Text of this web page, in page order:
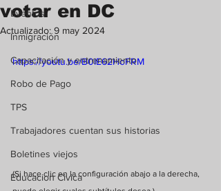
Eventos
Inmigración
Capacitación y entrenamiento
Robo de Pago
TPS
Trabajadores cuentan sus historias
Boletines viejos
Educacion Civica
votar en DC
Actualizado: 9 may 2024
https://youtu.be/B0IE62HoFRM
(Si hace clic en la configuración abajo a la derecha,